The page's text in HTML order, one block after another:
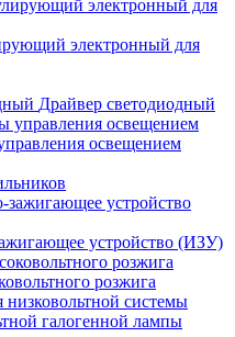
электронный для
Драйвер светодиодный
освещением
устройство (ИЗУ)
розжига